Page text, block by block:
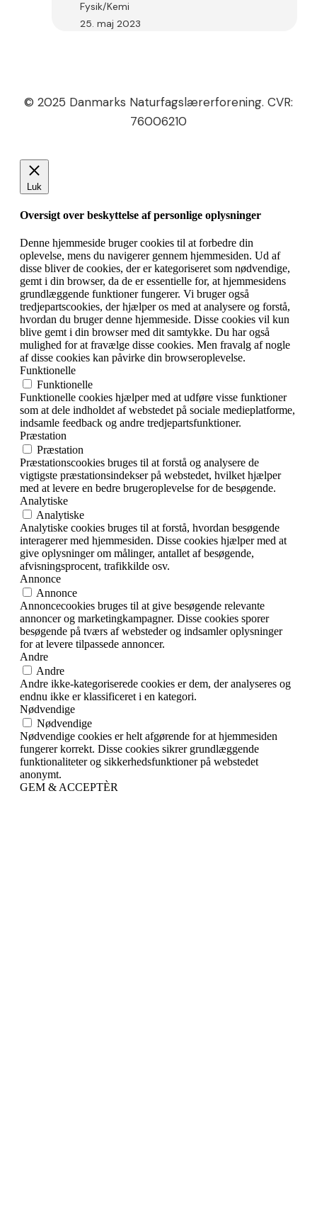
Fysik/Kemi
25. maj 2023
© 2025 Danmarks Naturfagslærerforening. CVR:
76006210
Luk
Oversigt over beskyttelse af personlige oplysninger
Denne hjemmeside bruger cookies til at forbedre din
oplevelse, mens du navigerer gennem hjemmesiden. Ud af
disse bliver de cookies, der er kategoriseret som nødvendige,
gemt i din browser, da de er essentielle for, at hjemmesidens
grundlæggende funktioner fungerer. Vi bruger også
tredjepartscookies, der hjælper os med at analysere og forstå,
hvordan du bruger denne hjemmeside. Disse cookies vil kun
blive gemt i din browser med dit samtykke. Du har også
mulighed for at fravælge disse cookies. Men fravalg af nogle
af disse cookies kan påvirke din browseroplevelse.
Funktionelle
Funktionelle
Funktionelle cookies hjælper med at udføre visse funktioner
som at dele indholdet af webstedet på sociale medieplatforme,
indsamle feedback og andre tredjepartsfunktioner.
Præstation
Præstation
Præstationscookies bruges til at forstå og analysere de
vigtigste præstationsindekser på webstedet, hvilket hjælper
med at levere en bedre brugeroplevelse for de besøgende.
Analytiske
Analytiske
Analytiske cookies bruges til at forstå, hvordan besøgende
interagerer med hjemmesiden. Disse cookies hjælper med at
give oplysninger om målinger, antallet af besøgende,
afvisningsprocent, trafikkilde osv.
Annonce
Annonce
Annoncecookies bruges til at give besøgende relevante
annoncer og marketingkampagner. Disse cookies sporer
besøgende på tværs af websteder og indsamler oplysninger
for at levere tilpassede annoncer.
Andre
Andre
Andre ikke-kategoriserede cookies er dem, der analyseres og
endnu ikke er klassificeret i en kategori.
Nødvendige
Nødvendige
Nødvendige cookies er helt afgørende for at hjemmesiden
fungerer korrekt. Disse cookies sikrer grundlæggende
funktionaliteter og sikkerhedsfunktioner på webstedet
anonymt.
GEM & ACCEPTÈR